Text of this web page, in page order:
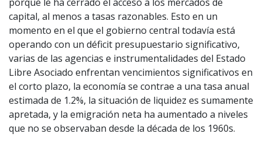
capital, al menos a tasas razonables. Esto en un
momento en el que el gobierno central todavía está
operando con un déficit presupuestario significativo,
varias de las agencias e instrumentalidades del Estado
Libre Asociado enfrentan vencimientos significativos en
el corto plazo, la economía se contrae a una tasa anual
estimada de 1.2%, la situación de liquidez es sumamente
apretada, y la emigración neta ha aumentado a niveles
que no se observaban desde la década de los 1960s.